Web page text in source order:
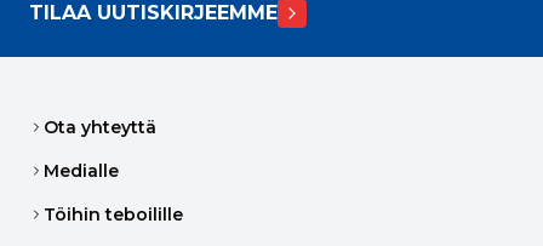
TILAA UUTISKIRJEEMME
Ota yhteyttä
Medialle
Töihin teboilille